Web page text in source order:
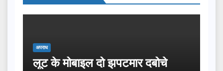
अपराध
लूट के मोबाइल दो झपटमार दबोचे